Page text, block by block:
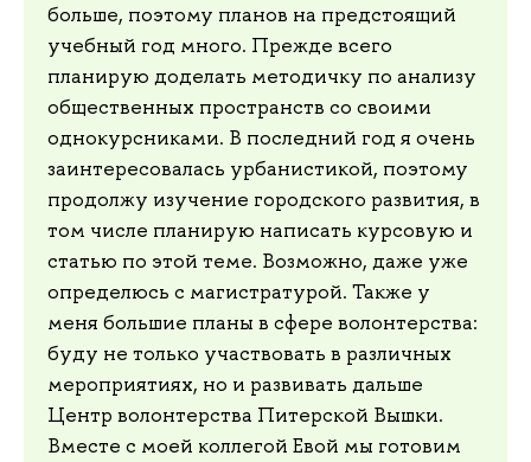
больше, поэтому планов на предстоящий
учебный год много. Прежде всего
планирую доделать методичку по анализу
общественных пространств со своими
однокурсниками. В последний год я очень
заинтересовалась урбанистикой, поэтому
продолжу изучение городского развития, в
том числе планирую написать курсовую и
статью по этой теме. Возможно, даже уже
определюсь с магистратурой. Также у
меня большие планы в сфере волонтерства:
буду не только участвовать в различных
мероприятиях, но и развивать дальше
Центр волонтерства Питерской Вышки.
Вместе с моей коллегой Евой мы готовим